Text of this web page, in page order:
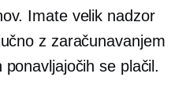
Imate velik nadzor
z zaračunavanjem
se plačil.